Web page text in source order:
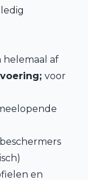
helemaal af
voor
en